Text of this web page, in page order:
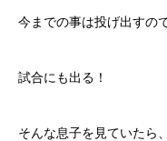
今までの事は投げ出すの
試合にも出る！
そんな息子を見ていたら